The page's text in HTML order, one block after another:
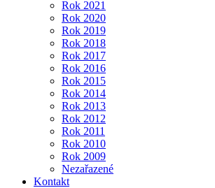
Rok 2021
Rok 2020
Rok 2019
Rok 2018
Rok 2017
Rok 2016
Rok 2015
Rok 2014
Rok 2013
Rok 2012
Rok 2011
Rok 2010
Rok 2009
Nezařazené
Kontakt